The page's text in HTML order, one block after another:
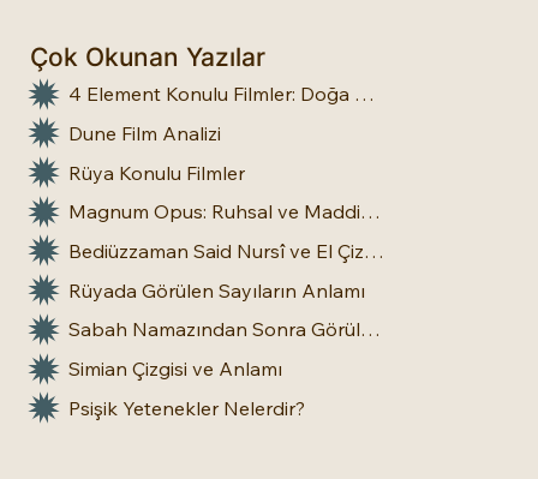
Çok Okunan Yazılar
4 Element Konulu Filmler: Doğa Üstü Güçler
Dune Film Analizi
Rüya Konulu Filmler
Magnum Opus: Ruhsal ve Maddi Dönüşümün Büyük Eseri
Bediüzzaman Said Nursî ve El Çizgileri: İnsan Doğasına Dair Bir Bakış
Rüyada Görülen Sayıların Anlamı
Sabah Namazından Sonra Görülen Rüya Gerçek Olur mu?
Simian Çizgisi ve Anlamı
Psişik Yetenekler Nelerdir?